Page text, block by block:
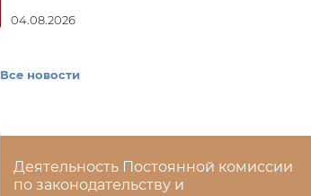
04.08.2026
Все новости
Деятельность Постоянной комиссии
по законодательству и